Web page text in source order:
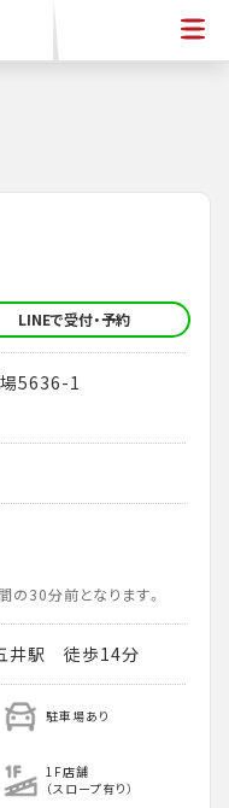
LINEで受付・予約
5636-1
30分前となります。
井駅 徒歩14分
駐車場あり
1F店舗
（スロープ有り）